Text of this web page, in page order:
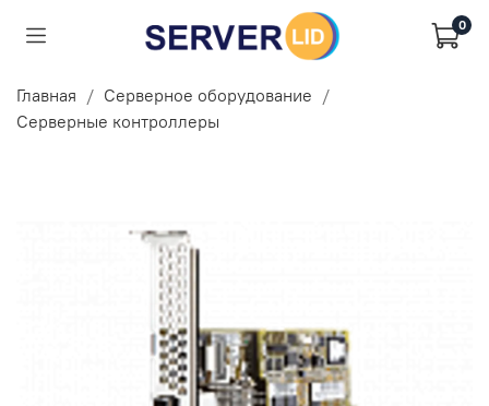
0
Главная
Серверное оборудование
Серверные контроллеры